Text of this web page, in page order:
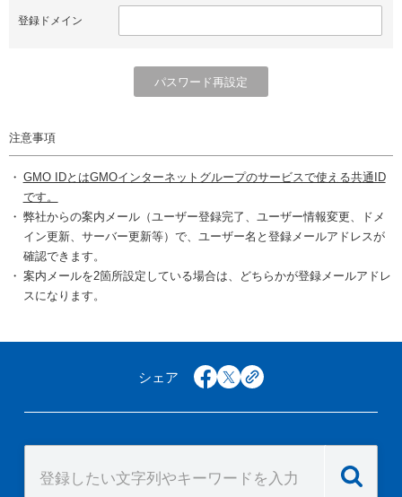
登録ドメイン
注意事項
GMO IDとはGMOインターネットグループのサービスで使える共通ID
です。
弊社からの案内メール（ユーザー登録完了、ユーザー情報変更、ドメ
イン更新、サーバー更新等）で、ユーザー名と登録メールアドレスが
確認できます。
案内メールを2箇所設定している場合は、どちらかが登録メールアドレ
スになります。
シェア facebook
x copy